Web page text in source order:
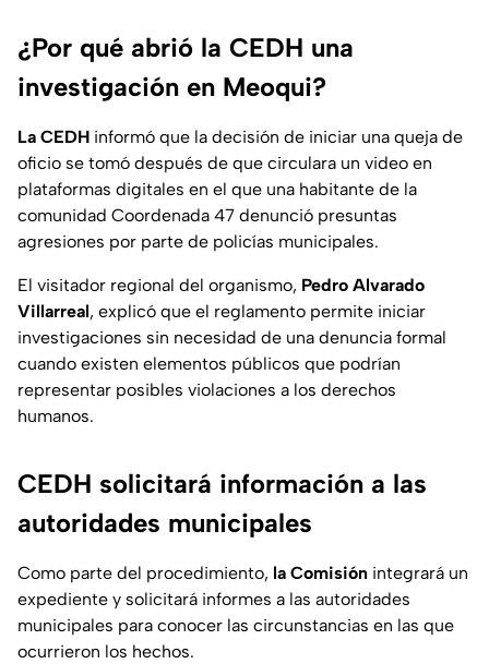
¿Por qué abrió la CEDH una
investigación en Meoqui?
La CEDH informó que la decisión de iniciar una queja de
oficio se tomó después de que circulara un video en
plataformas digitales en el que una habitante de la
comunidad Coordenada 47 denunció presuntas
agresiones por parte de policías municipales.
El visitador regional del organismo, Pedro Alvarado
Villarreal, explicó que el reglamento permite iniciar
investigaciones sin necesidad de una denuncia formal
cuando existen elementos públicos que podrían
representar posibles violaciones a los derechos
humanos.
CEDH solicitará información a las
autoridades municipales
Como parte del procedimiento, la Comisión integrará un
expediente y solicitará informes a las autoridades
municipales para conocer las circunstancias en las que
ocurrieron los hechos.